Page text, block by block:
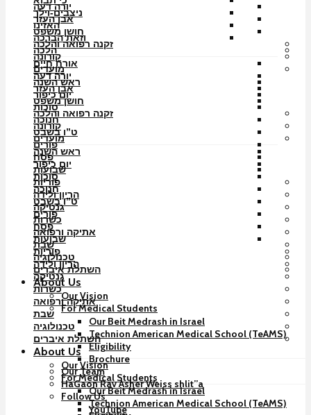
יורה דעה
אבן העזר
חושן משפט
זקנה רפואה והלכה
קורונה
מועדים
ראש השנה
יום כיפור
סוכות
חנוכה
ט”ו בשבט
פורים
פסח
שבועות
פוריות
הריון ולידה
גנטיקה
כשרות
אתיקה ורפואה
שבת
טכנולוגיה
השתלת איברים
About Us
Our Vision
For Medical Students
Our Beit Medrash in Israel
Technion American Medical School (TeAMS)
Eligibility
Brochure
Our Team
HaGaon Rav Asher Weiss shlit”a
Follow Us
YouTube
ניצבים-וילך
האזינו
וזאת הברכה
הלכה
אורח חיים
יורה דעה
אבן העזר
חושן משפט
זקנה רפואה והלכה
קורונה
מועדים
ראש השנה
יום כיפור
סוכות
חנוכה
ט”ו בשבט
פורים
פסח
שבועות
פוריות
הריון ולידה
גנטיקה
כשרות
אתיקה ורפואה
שבת
טכנולוגיה
השתלת איברים
About Us
Our Vision
For Medical Students
Our Beit Medrash in Israel
Technion American Medical School (TeAMS)